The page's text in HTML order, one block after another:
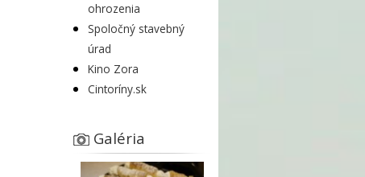
ohrozenia
Spoločný stavebný
úrad
Kino Zora
Cintoríny.sk
Galéria